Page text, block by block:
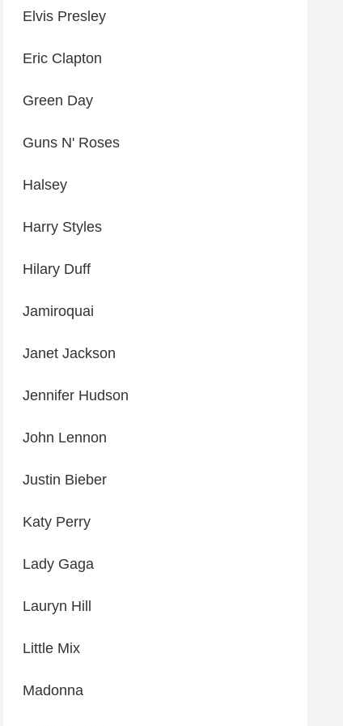
Elvis Presley
Eric Clapton
Green Day
Guns N' Roses
Halsey
Harry Styles
Hilary Duff
Jamiroquai
Janet Jackson
Jennifer Hudson
John Lennon
Justin Bieber
Katy Perry
Lady Gaga
Lauryn Hill
Little Mix
Madonna